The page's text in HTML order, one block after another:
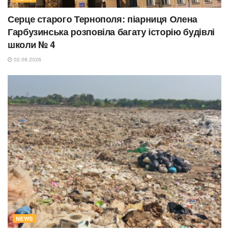
Серце старого Тернополя: піарниця Олена
Гарбузинська розповіла багату історію будівлі
школи № 4
02.08.2026
NEWS